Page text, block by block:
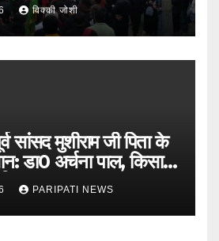
विक्की जोशी
मुशीराम जी पिता के
डा0 अर्चना पाल, किसान
PARIPATI NEWS